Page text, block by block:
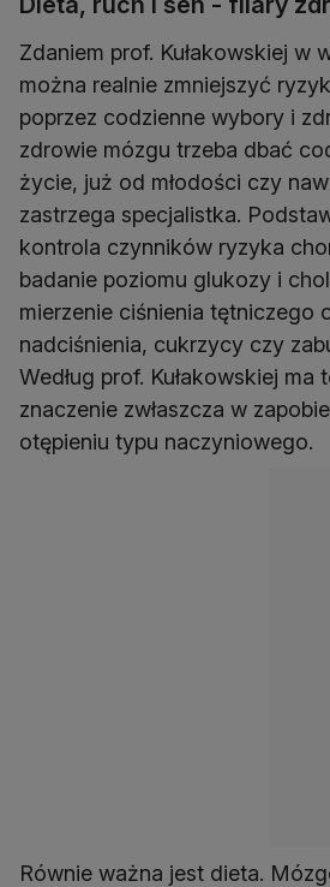
Zdaniem prof. Kułakowskiej w
można realnie zmniejszyć
poprzez codzienne wybory i
zdrowie mózgu trzeba dbać
życie, już od młodości czy
zastrzega specjalistka.
kontrola czynników ryzyka
badanie poziomu glukozy i
mierzenie ciśnienia tętniczego
nadciśnienia, cukrzycy czy
Według prof. Kułakowskiej ma
znaczenie zwłaszcza w
otępieniu typu naczyniowego.
Równie ważna jest dieta.